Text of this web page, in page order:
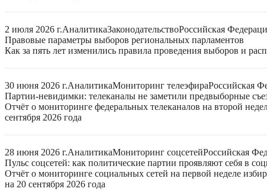
2 июля 2026 г.АналитикаЗаконодательствоРоссийская
Правовые параметры выборов региональных парламентов
Как за пять лет изменились правила проведения выборов и
30 июня 2026 г.АналитикаМониторинг телеэфираРоссийская
Партии-невидимки: телеканалы не заметили предвыборные
Отчёт о мониторинге федеральных телеканалов на второй
сентября 2026 года
28 июня 2026 г.АналитикаМониторинг соцсетейРоссийская
Пульс соцсетей: как политические партии проявляют себя в
Отчёт о мониторинге социальных сетей на первой неделе
на 20 сентября 2026 года